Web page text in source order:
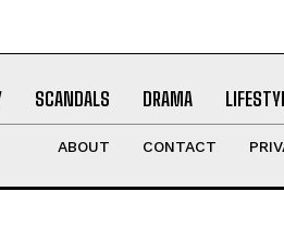
SCANDALS DRAMA
ABOUT CONTACT